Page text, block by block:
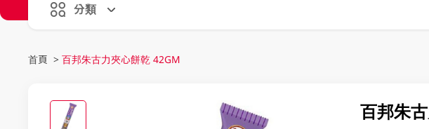
分類
首頁 > 百邦朱古力夾心餅乾 42GM
百邦朱